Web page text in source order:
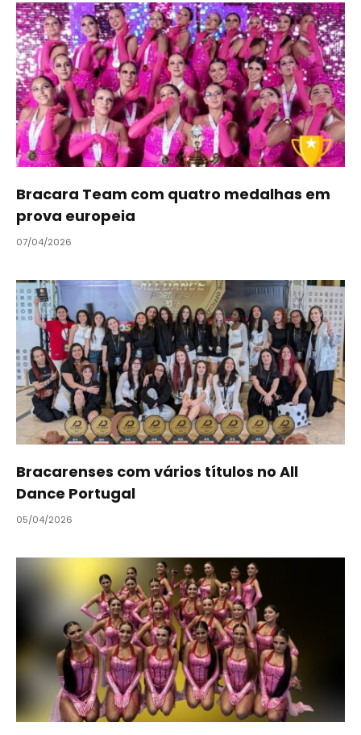
Bracara Team com quatro medalhas em
prova europeia
07/04/2026
Bracarenses com vários títulos no All
Dance Portugal
05/04/2026